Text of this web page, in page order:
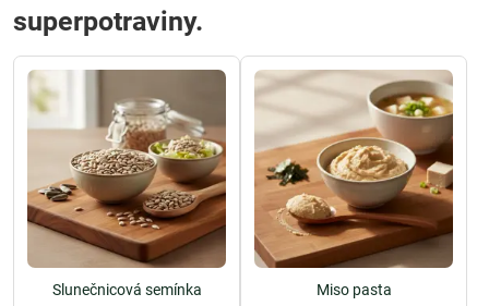
superpotraviny.
Slunečnicová semínka Miso pasta